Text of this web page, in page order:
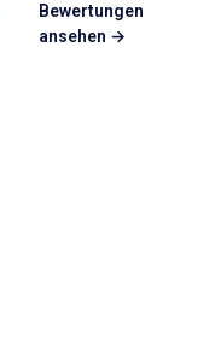
Bewertungen
ansehen →